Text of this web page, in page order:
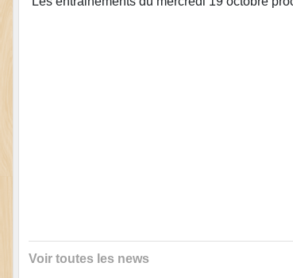
Voir toutes les news